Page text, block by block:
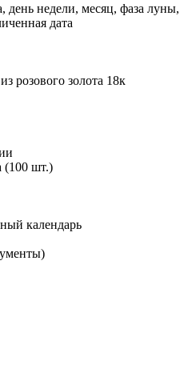
день недели, месяц, фаза луны,
дата
розового золота 18к
(100 шт.)
календарь